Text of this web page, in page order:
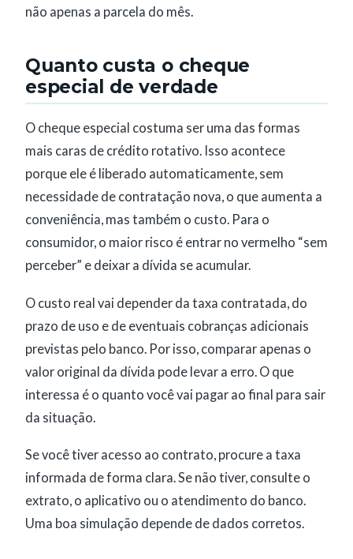
não apenas a parcela do mês.
Quanto custa o cheque
especial de verdade
O cheque especial costuma ser uma das formas
mais caras de crédito rotativo. Isso acontece
porque ele é liberado automaticamente, sem
necessidade de contratação nova, o que aumenta a
conveniência, mas também o custo. Para o
consumidor, o maior risco é entrar no vermelho “sem
perceber” e deixar a dívida se acumular.
O custo real vai depender da taxa contratada, do
prazo de uso e de eventuais cobranças adicionais
previstas pelo banco. Por isso, comparar apenas o
valor original da dívida pode levar a erro. O que
interessa é o quanto você vai pagar ao final para sair
da situação.
Se você tiver acesso ao contrato, procure a taxa
informada de forma clara. Se não tiver, consulte o
extrato, o aplicativo ou o atendimento do banco.
Uma boa simulação depende de dados corretos.